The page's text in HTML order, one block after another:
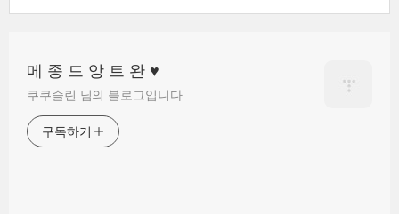
메 종 드 앙 트 완 ♥
쿠쿠슬린 님의 블로그입니다.
구독하기